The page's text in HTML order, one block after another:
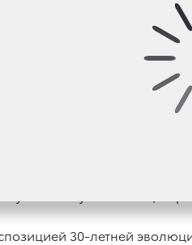
30-летней